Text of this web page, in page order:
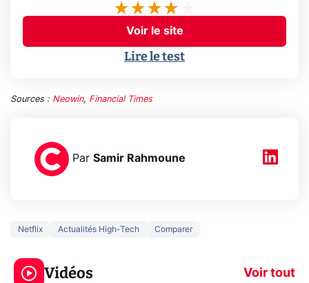
Voir le site
Lire le test
Sources : Neowin, Financial Times
Par Samir Rahmoune
Netflix Actualités High-Tech Comparer
Vidéos Voir tout
3 écrans en 1 pour
319€ ? Voici L'AOC
CQ32G4ZA !
prochaine